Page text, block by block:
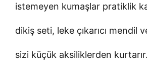
istemeyen kumaşlar pratiklik
dikiş seti, leke çıkarıcı mendil
sizi küçük aksiliklerden kurtarır.